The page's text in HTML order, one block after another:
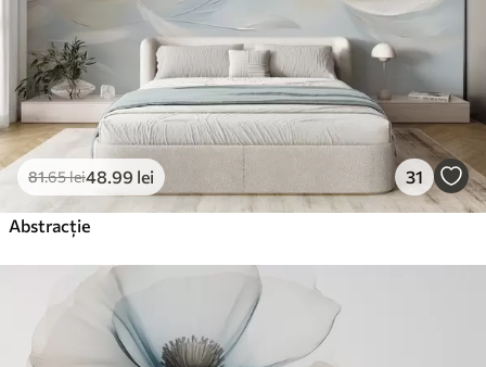
81.65lei48 .99 lei 31
Abstracție